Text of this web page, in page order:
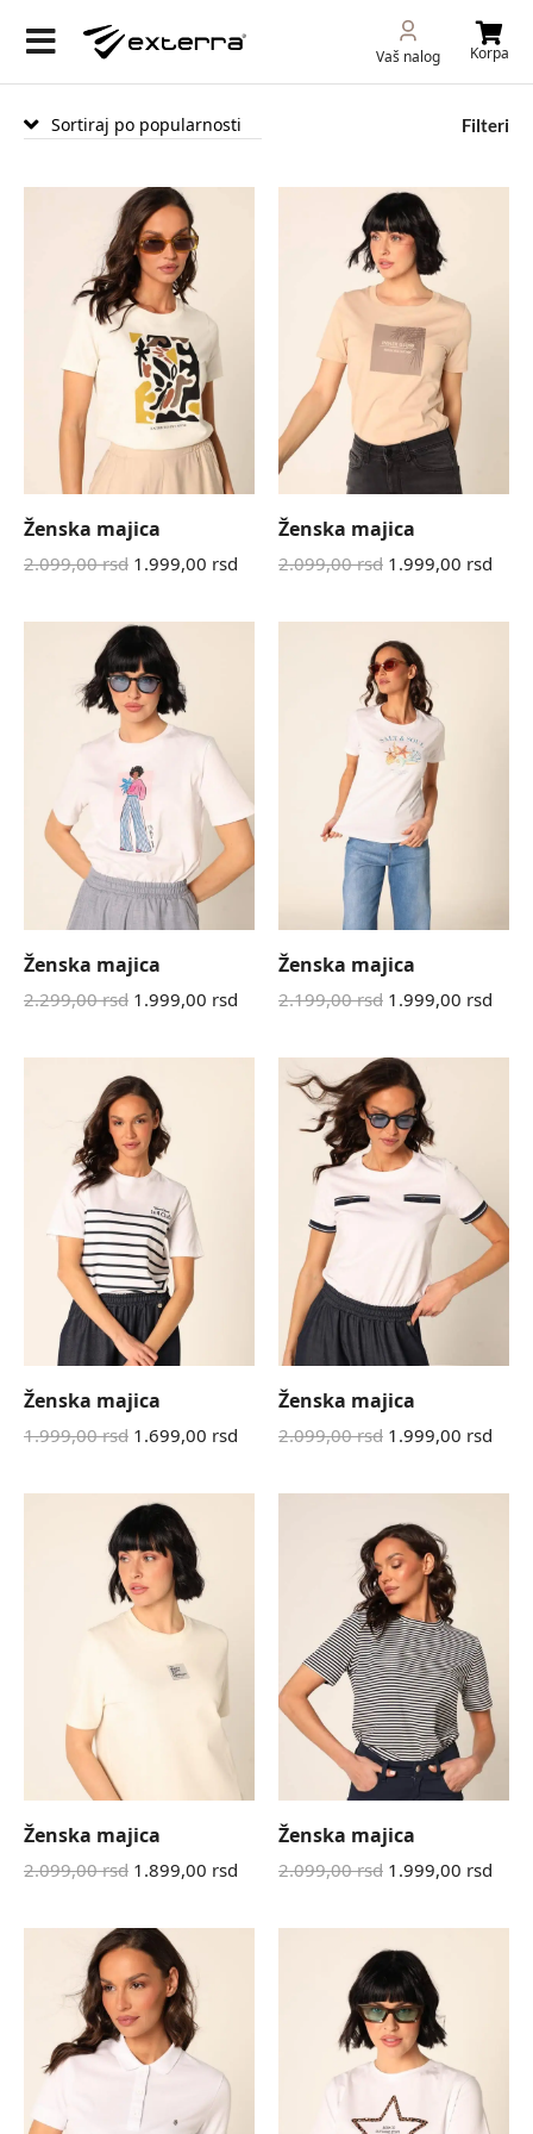
Vaš nalog Korpa
Filteri
Ženska majica
2.099,00rsd 1.999,00 rsd
Ženska majica
2.099,00rsd 1.999,00 rsd
Ženska majica
2.299,00rsd 1.999,00 rsd
Ženska majica
2.199,00rsd 1.999,00 rsd
Ženska majica
1.999,00rsd 1.699,00 rsd
Ženska majica
2.099,00rsd 1.999,00 rsd
Ženska majica
2.099,00rsd 1.899,00 rsd
Ženska majica
2.099,00rsd 1.999,00 rsd